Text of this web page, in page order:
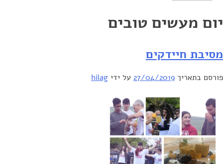
יום מעשים טובים
מסיבת חיידקים
פורסם בתאריך 27/04/2019 על ידי hilag